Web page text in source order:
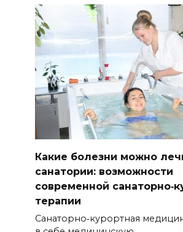
Какие болезни можно
санатории: возможности
современной
терапии
Санаторно‑курортная